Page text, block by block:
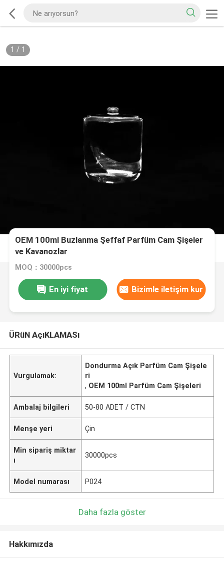
1 / 1
OEM 100ml Buzlanma Şeffaf Parfüm Cam Şişeler
ve Kavanozlar
MOQ：30000pcs
En iyi fiyat Bizimle iletişim kur
ÜRüN AçıKLAMASı
Vurgulamak:
Dondurma Açık Parfüm Cam Şişele
ri
, OEM 100ml Parfüm Cam Şişeleri
Ambalaj bilgileri 50-80 ADET / CTN
Menşe yeri Çin
Min sipariş miktar
ı
30000pcs
Model numarası P024
Daha fazla göster
Hakkımızda